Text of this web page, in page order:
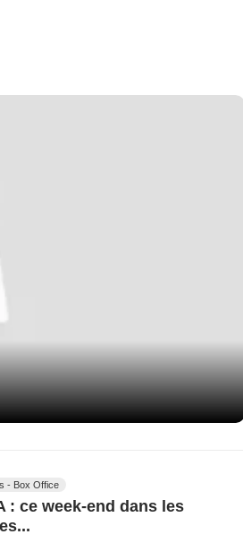
- Box Office
: ce week-end dans les